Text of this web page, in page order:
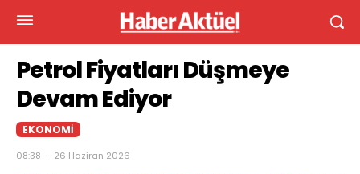
Petrol Fiyatları Düşmeye
Devam Ediyor
EKONOMI
08:38 — 26 Haziran 2026